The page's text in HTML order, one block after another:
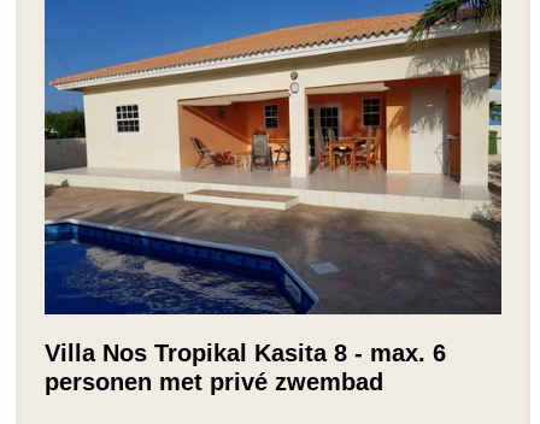
Villa Nos Tropikal Kasita 8 - max. 6
personen met privé zwembad